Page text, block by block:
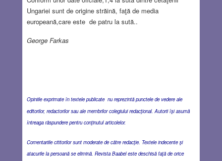
Ungariei sunt de origine străină, faţă de media
europeană,care este de patru la sută..
George Farkas
Opiniile exprimate în textele publicate nu reprezintă punctele de vedere ale
editorilor, redactorilor sau ale membrilor colegiului redacţional. Autorii îşi asumă
întreaga răspundere pentru conţinutul articolelor.
Comentariile cititorilor sunt moderate de către redacţie. Textele indecente şi
atacurile la persoană se elimină. Revista Baabel este deschisă faţă de orice